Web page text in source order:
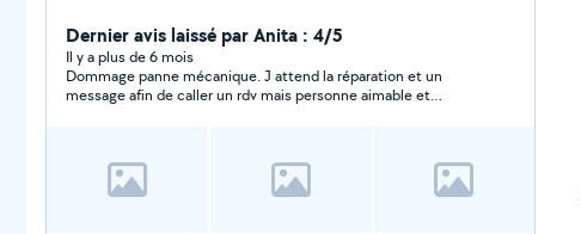
Dernier avis laissé par Anita : 4/5
Il y a plus de 6 mois
Dommage panne mécanique. J attend la réparation et un
message afin de caller un rdv mais personne aimable et